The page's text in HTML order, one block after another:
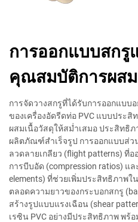
การออกแบบสกรู
คุณสมบัติการผสม
การจัดวางสกรูที่ได้รับการออกแบ
ของเครื่องอัดรีดท่อ PVC แบบประ
ผสมเนื้อวัสดุให้สม่ำเสมอ ประสิทธิ
ผลิตภัณฑ์สำเร็จรูป การออกแบบส่ว
ลวดลายเกลียว (flight patterns) ที่
การบีบอัด (compression ratios) แ
elements) ที่ช่วยเพิ่มประสิทธิภาพใ
ตลอดความยาวของกระบอกสกรู
สร้างรูปแบบแรงเฉือน (shear
เรซิน PVC อย่างมีประสิทธิภาพ พร้